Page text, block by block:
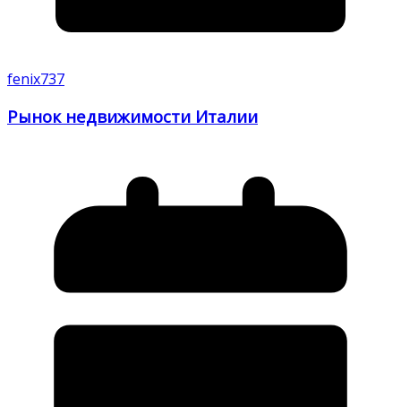
fenix737
Рынок недвижимости Италии